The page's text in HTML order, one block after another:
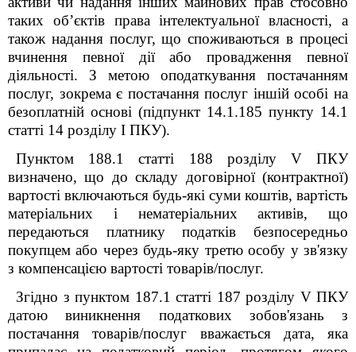
таких об’єктів права інтелектуальної власності, а
також надання послуг, що споживаються в процесі
вчинення певної дії або провадження певної
діяльності. З метою оподаткування постачанням
послуг, зокрема є постачання послуг іншій особі на
безоплатній основі (підпункт 14.1.185 пункту 14.1
статті 14 розділу І ПКУ).
Пунктом 188.1 статті 188 розділу V ПКУ
визначено, що до складу договірної (контрактної)
вартості включаються будь-які суми коштів, вартість
матеріальних і нематеріальних активів, що
передаються платнику податків безпосередньо
покупцем або через будь-яку третю особу у зв'язку
з компенсацією вартості товарів/послуг.
Згідно з пунктом 187.1 статті 187 розділу V ПКУ
датою виникнення податкових зобов'язань з
постачання товарів/послуг вважається дата, яка